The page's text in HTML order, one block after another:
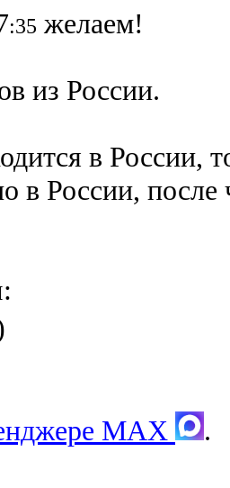
:35 желаем!
из России.
в России,
в России, после
MAX .